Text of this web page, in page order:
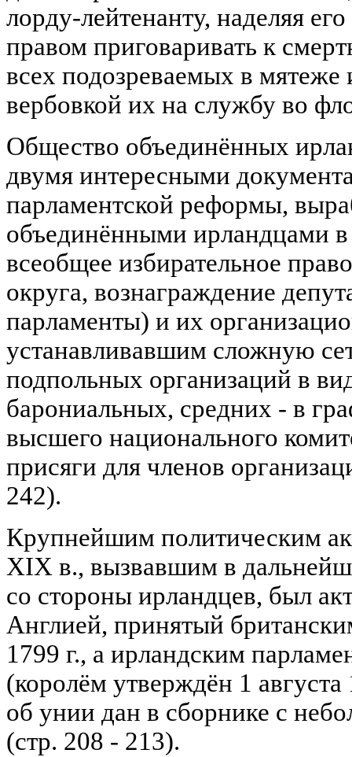
лорду-лейтенанту, наделяя
правом приговаривать к
всех подозреваемых в мятеже
вербовкой их на службу во
Общество объединённых
двумя интересными
парламентской реформы,
объединёнными ирландцами
всеобщее избирательное
округа, вознаграждение
парламенты) и их
устанавливавшим сложную
подпольных организаций в
барониальных, средних - в
высшего национального
присяги для членов
242).
Крупнейшим политическим
XIX в., вызвавшим в
со стороны ирландцев, был
Англией, принятый
1799 г., а ирландским
(королём утверждён 1 августа
об унии дан в сборнике с
(стр. 208 - 213).